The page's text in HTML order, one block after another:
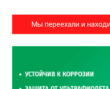
Мы переехали и